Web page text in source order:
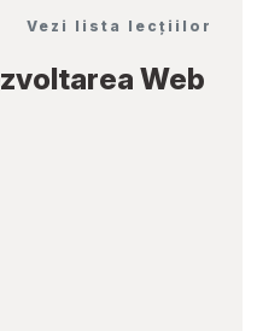
Vezi lista lecțiilor
Web